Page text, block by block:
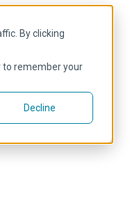
By clicking
to remember your
Decline